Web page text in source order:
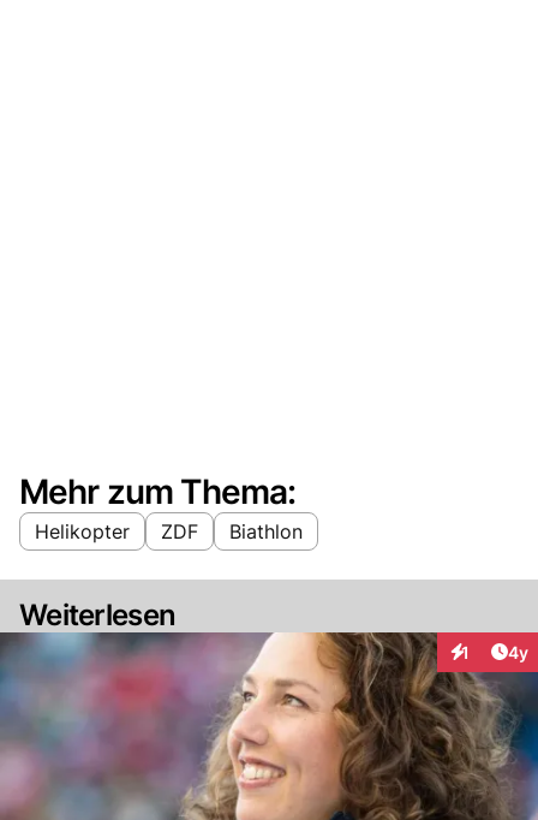
Mehr zum Thema:
Helikopter ZDF Biathlon
Weiterlesen
1 4y